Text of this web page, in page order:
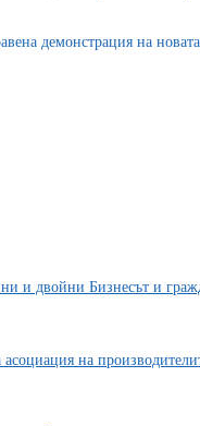
демонстрация на
и двойни Бизнесът и
асоциация на